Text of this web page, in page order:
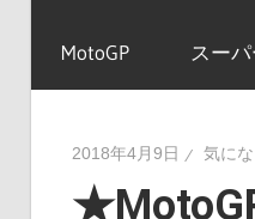
MotoGP スー
2018年4月9日 気に